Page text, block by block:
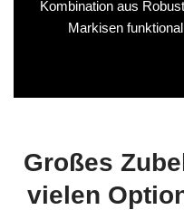
Kombination aus
Markisen
Großes
vielen